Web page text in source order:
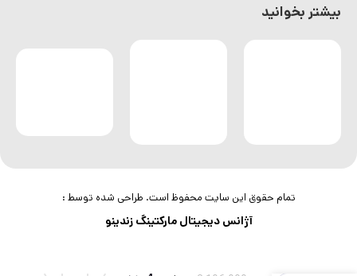
بیشتر بخوانید
تمام حقوق این سایت محفوظ است. طراحی شده توسط :
آژانس دیجیتال مارکتینگ زندینو